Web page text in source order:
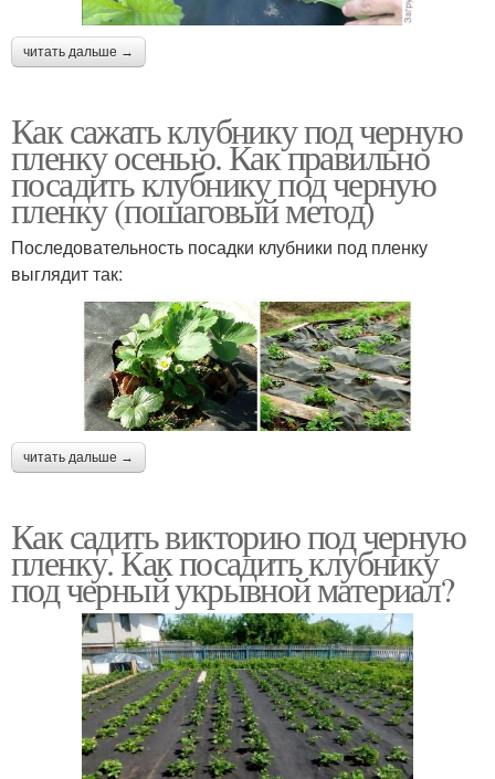
читать дальше →
Как сажать клубнику под черную
пленку осенью. Как правильно
посадить клубнику под черную
пленку (пошаговый метод)
Последовательность посадки клубники под пленку
выглядит так:
читать дальше →
Как садить викторию под черную
пленку. Как посадить клубнику
под черный укрывной материал?